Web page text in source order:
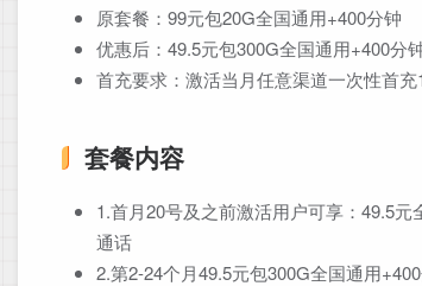
原套餐：99元包20G全国通用+400分钟
优惠后：49.5元包300G全国通用+400分
首充要求：激活当月任意渠道一次性首充
套餐内容
1.首月20号及之前激活用户可享：49.5
通话
2.第2-24个月49.5元包300G全国通用